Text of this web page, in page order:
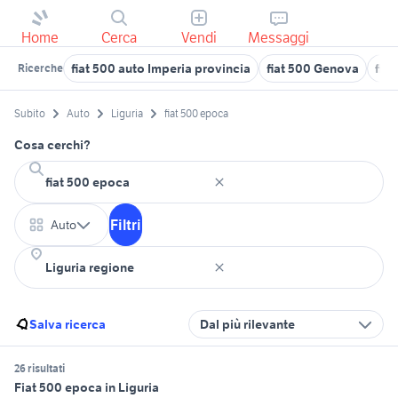
Home Cerca Vendi Messaggi
Ricerche fiat 500 auto Imperia provincia fiat 500 Genova fiat
Subito Auto Liguria fiat 500 epoca
Cosa cerchi?
Auto Filtri
Salva ricerca Dal più rilevante
26 risultati
Fiat 500 epoca in Liguria